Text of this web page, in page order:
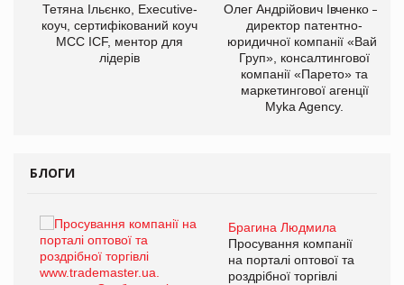
Тетяна Ільєнко, Executive-
коуч, сертифікований коуч
МСС ICF, ментор для
лідерів
Олег Андрійович Івченко —
директор патентно-
юридичної компанії «Вайз
Груп», консалтингової
компанії «Парето» та
маркетингової агенції
Myka Agency.
БЛОГИ
Брагина Людмила
Просування компанії
на порталі оптової та
роздрібної торгівлі